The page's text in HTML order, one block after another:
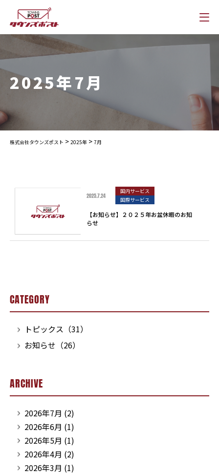
2025年7月
株式会社タウンズポスト > 2025年 > 7月
2025.7.24
国内サービス
国際サービス
【お知らせ】２０２５年お盆休暇のお知
らせ
CATEGORY
トピックス（31）
お知らせ（26）
ARCHIVE
2026年7月 (2)
2026年6月 (1)
2026年5月 (1)
2026年4月 (2)
2026年3月 (1)